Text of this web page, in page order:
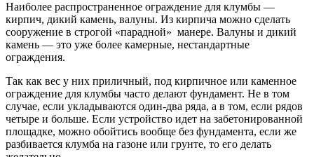
Наиболее распространенное ограждение для клумбы —
кирпич, дикий камень, валуны. Из кирпича можно сделать
сооружение в строгой «парадной» манере. Валуны и дикий
камень — это уже более камерные, нестандартные
ограждения.
Так как вес у них приличный, под кирпичное или каменное
ограждение для клумбы часто делают фундамент. Не в том
случае, если укладываются один-два ряда, а в том, если рядов
четыре и больше. Если устройство идет на забетонированной
площадке, можно обойтись вообще без фундамента, если же
разбивается клумба на газоне или грунте, то его делать